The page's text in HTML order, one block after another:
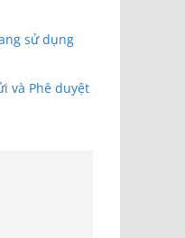
sử dụng
và Phê duyệt